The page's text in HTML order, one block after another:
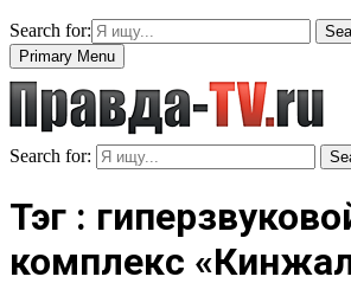
Search for:
Primary Menu
Search for:
Тэг :
комплекс